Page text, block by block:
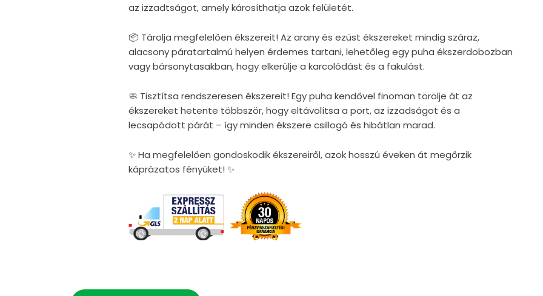
az izzadtságot, amely károsíthatja azok felületét.
📦 Tárolja megfelelően ékszereit! Az arany és ezüst ékszereket mindig száraz,
alacsony páratartalmú helyen érdemes tartani, lehetőleg egy puha ékszerdobozban
vagy bársonytasakban, hogy elkerülje a karcolódást és a fakulást.
🧼 Tisztítsa rendszeresen ékszereit! Egy puha kendővel finoman törölje át az
ékszereket hetente többször, hogy eltávolítsa a port, az izzadságot és a
lecsapódott párát – így minden ékszere csillogó és hibátlan marad.
✨ Ha megfelelően gondoskodik ékszereiről, azok hosszú éveken át megőrzik
káprázatos fényüket! ✨